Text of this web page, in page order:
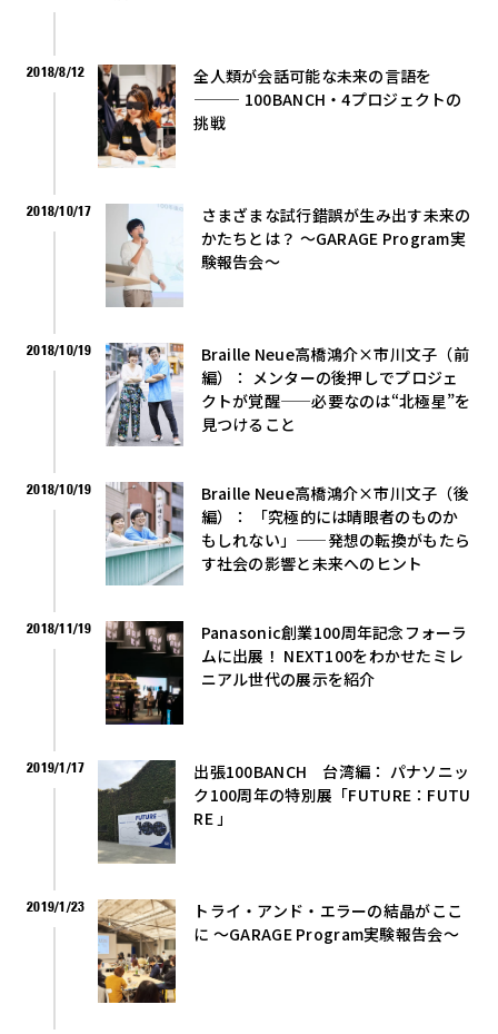
2018/8/12
全人類が会話可能な未来の言語を
——— 100BANCH・4プロジェクトの
挑戦
2018/10/17
さまざまな試行錯誤が生み出す未来の
かたちとは？ 〜GARAGE Program実
験報告会〜
2018/10/19
Braille Neue高橋鴻介×市川文子（前
編）： メンターの後押しでプロジェ
クトが覚醒——必要なのは“北極星”を
見つけること
2018/10/19
Braille Neue高橋鴻介×市川文子（後
編）： 「究極的には晴眼者のものか
もしれない」——発想の転換がもたら
す社会の影響と未来へのヒント
2018/11/19
Panasonic創業100周年記念フォーラ
ムに出展！ NEXT100をわかせたミレ
ニアル世代の展示を紹介
2019/1/17
出張100BANCH 台湾編： パナソニッ
ク100周年の特別展「FUTURE：FUTU
RE 」
2019/1/23
トライ・アンド・エラーの結晶がここ
に 〜GARAGE Program実験報告会〜